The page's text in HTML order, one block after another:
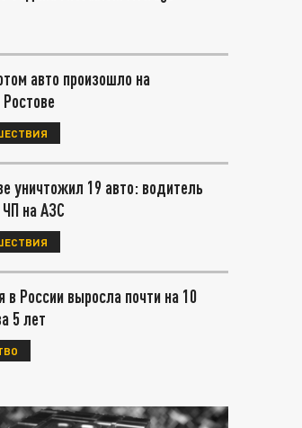
авто произошло на
Ростове
уничтожил 19 авто: водитель
на АЗС
в России выросла почти на 10
5 лет